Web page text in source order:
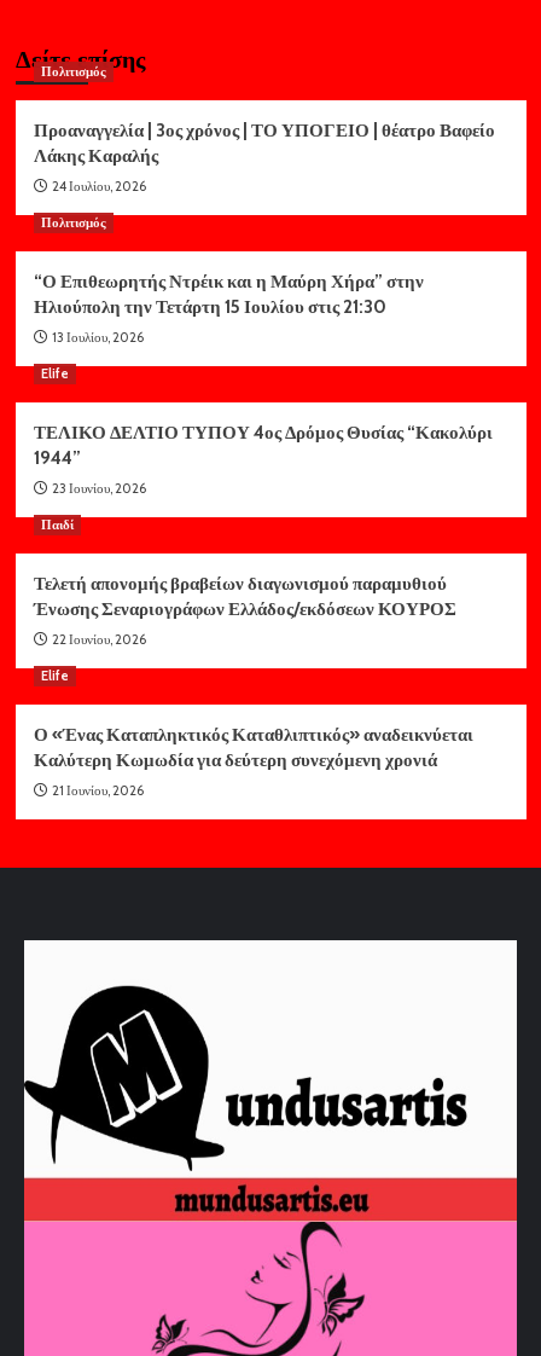
Δείτε επίσης
Πολιτισμός
Προαναγγελία | 3ος χρόνος | ΤΟ ΥΠΟΓΕΙΟ | θέατρο Βαφείο
Λάκης Καραλής
24 Ιουλίου, 2026
Πολιτισμός
“Ο Επιθεωρητής Ντρέικ και η Μαύρη Χήρα” στην
Ηλιούπολη την Τετάρτη 15 Ιουλίου στις 21:30
13 Ιουλίου, 2026
Elife
ΤΕΛΙΚΟ ΔΕΛΤΙΟ ΤΥΠΟΥ 4ος Δρόμος Θυσίας “Κακολύρι
1944”
23 Ιουνίου, 2026
Παιδί
Τελετή απονομής βραβείων διαγωνισμού παραμυθιού
Ένωσης Σεναριογράφων Ελλάδος/εκδόσεων ΚΟΥΡΟΣ
22 Ιουνίου, 2026
Elife
Ο «Ένας Καταπληκτικός Καταθλιπτικός» αναδεικνύεται
Καλύτερη Κωμωδία για δεύτερη συνεχόμενη χρονιά
21 Ιουνίου, 2026